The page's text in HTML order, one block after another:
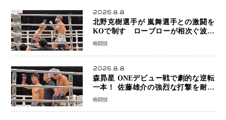
2026.8.8
北野克樹選手が 嵐舞選手との激闘を
KOで制す ローブローが相次ぐ波乱
の展開…涙の勝利「生まれてくる娘の
格闘技
2026.8.8
森昴星 ONEデビュー戦で劇的な逆転
一本！ 佐藤雄介の強烈な打撃を耐え
抜き、リアネイキッドチョークで勝利
格闘技